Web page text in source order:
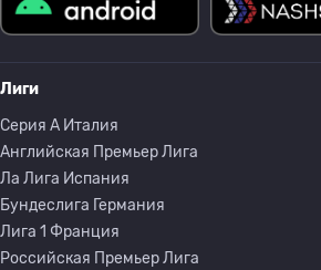
Лиги
Серия A Италия
Английская Премьер Лига
Ла Лига Испания
Бундеслига Германия
Лига 1 Франция
Российская Премьер Лига